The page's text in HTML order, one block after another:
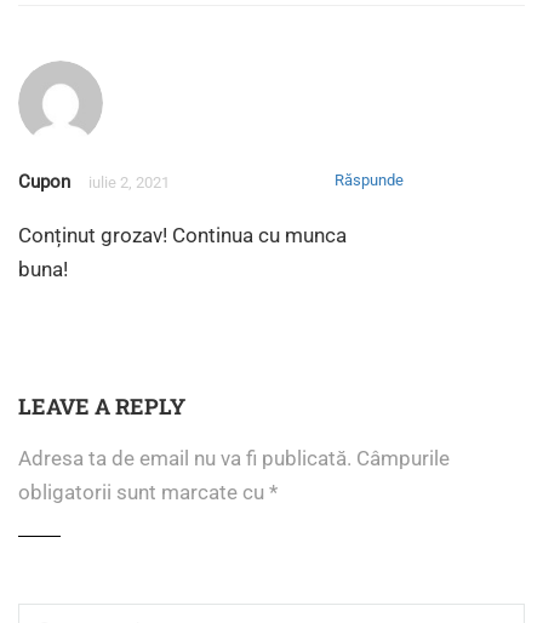
Cupon iulie 2, 2021 Răspunde
Conținut grozav! Continua cu munca
buna!
LEAVE A REPLY
Adresa ta de email nu va fi publicată. Câmpurile
obligatorii sunt marcate cu *